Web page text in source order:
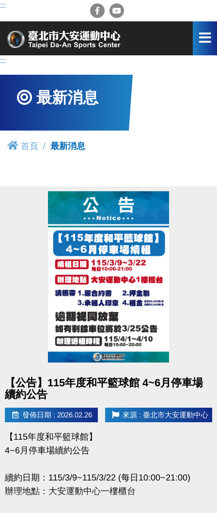
跳
容
:::
:::
最新消息
首頁 最新消息
【公告】115年度和平籃球館 4~6月停車場
續約公告
發佈日期 : 2026.02.26 來源 : 臺北市大安運動中心
【115年度和平籃球館】
4~6月停車場續約公告
續約日期：115/3/9~115/3/22 (每日10:00~21:00)
辦理地點：大安運動中心一樓櫃台